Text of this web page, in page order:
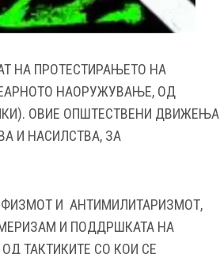
НА ПРОТЕСТИРАЊЕТО НА
НАОРУЖУВАЊЕ, ОД
ОВИЕ ОПШТЕСТВЕНИ ДВИЖЕЊА
И НАСИЛСТВА, ЗА
И АНТИМИЛИТАРИЗМОТ,
И ПОДДРШКАТА НА
ТАКТИКИТЕ СО КОИ СЕ